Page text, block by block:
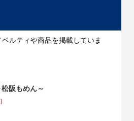
ルティや商品を掲載していま
阪もめん～